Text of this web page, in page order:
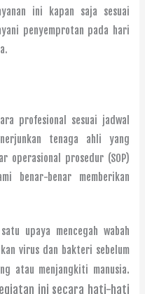
ini kapan saja sesuai
penyemprotan pada hari
profesional sesuai jadwal
tenaga ahli yang
operasional prosedur (SOP)
benar-benar memberikan
upaya mencegah wabah
virus dan bakteri sebelum
atau menjangkiti manusia.
ini secara hati-hati